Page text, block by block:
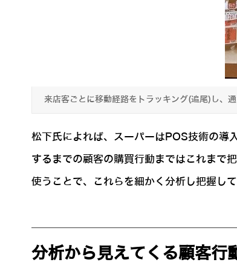
来店客ごとに移動経路をトラッキング(追尾)し、
松下氏によれば、スーパーはPOS技術の導
するまでの顧客の購買行動まではこれまで
使うことで、これらを細かく分析し把握して
分析から見えてくる顧客行